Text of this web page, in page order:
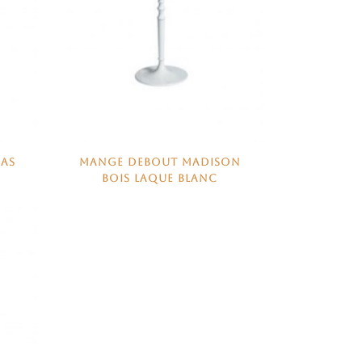
MANGE DEBOUT MADISON
BOIS LAQUE BLANC